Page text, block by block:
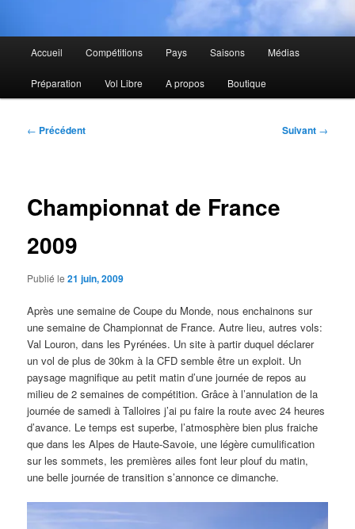
principal
Accueil Compétitions Pays Saisons Médias
Préparation Vol Libre A propos Boutique
Navigation
← Précédent Suivant →
Championnat de France
2009
Publié le21 juin, 2009
Après une semaine de Coupe du Monde, nous enchainons sur
une semaine de Championnat de France. Autre lieu, autres vols:
Val Louron, dans les Pyrénées. Un site à partir duquel déclarer
un vol de plus de 30km à la CFD semble être un exploit. Un
paysage magnifique au petit matin d’une journée de repos au
milieu de 2 semaines de compétition. Grâce à l’annulation de la
journée de samedi à Talloires j’ai pu faire la route avec 24 heures
d’avance. Le temps est superbe, l’atmosphère bien plus fraiche
que dans les Alpes de Haute-Savoie, une légère cumulification
sur les sommets, les premières ailes font leur plouf du matin,
une belle journée de transition s’annonce ce dimanche.